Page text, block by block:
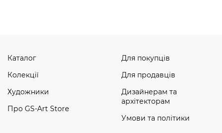
Каталог
Колекції
Художники
Про GS-Art Store
Для покупців
Для продавців
Дизайнерам та
архітекторам
Умови та політики